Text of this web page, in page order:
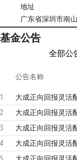
地址
广东省深圳市南
基金公告
全部公
公告名称
1
2
3
4